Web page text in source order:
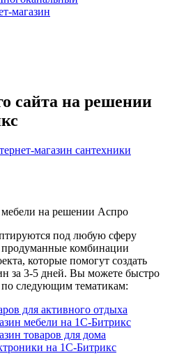
магазин
сайта на решении
магазин сантехники
под любую сферу
продуманные комбинации
которые помогут создать
за 3-5 дней. Вы можете быстро
по следующим тематикам:
для активного отдыха
мебели на 1С-Битрикс
товаров для дома
на 1С-Битрикс